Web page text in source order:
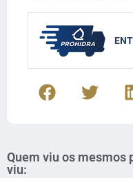
Quem viu os mesmos
viu: